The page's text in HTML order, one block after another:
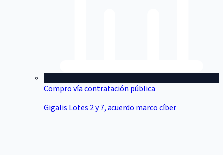
Compro vía contratación pública
Gigalis Lotes 2 y 7, acuerdo marco cíber